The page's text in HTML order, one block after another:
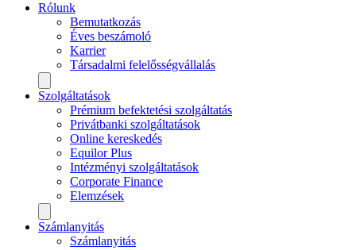
Rólunk
Bemutatkozás
Éves beszámoló
Karrier
Társadalmi felelősségvállalás
Szolgáltatások
Prémium befektetési szolgáltatás
Privátbanki szolgáltatások
Online kereskedés
Equilor Plus
Intézményi szolgáltatások
Corporate Finance
Elemzések
Számlanyitás
Számlanyitás